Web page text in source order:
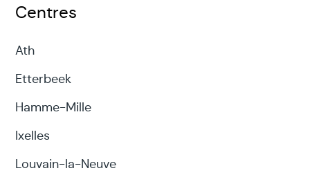
Centres
Ath
Etterbeek
Hamme-Mille
Ixelles
Louvain-la-Neuve